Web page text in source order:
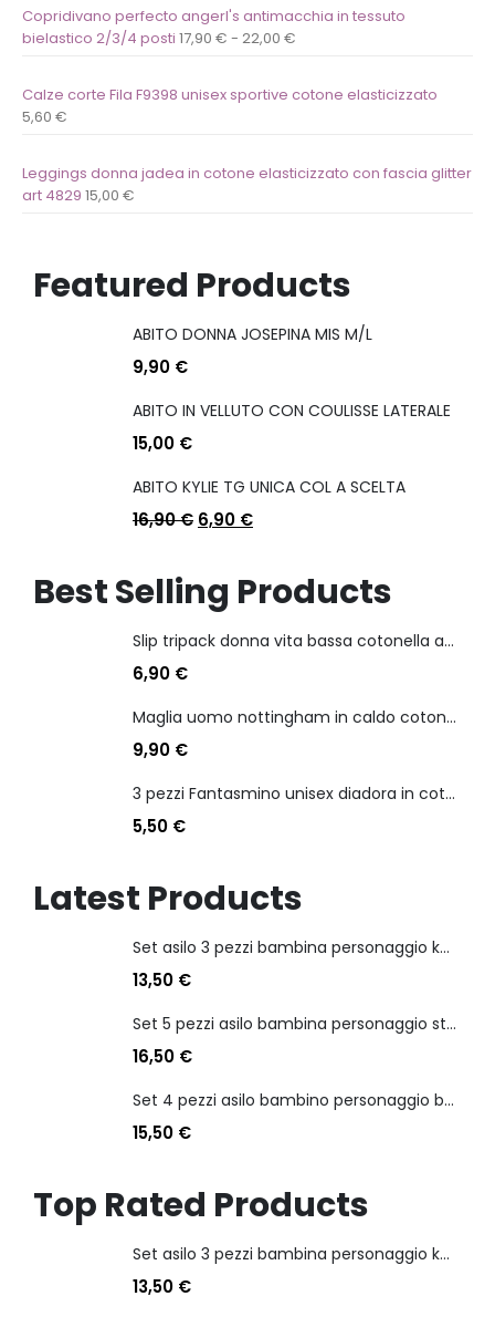
Copridivano perfecto angerl's antimacchia in tessuto
bielastico 2/3/4 posti 17,90 € - 22,00 €
Calze corte Fila F9398 unisex sportive cotone elasticizzato
5,60 €
Leggings donna jadea in cotone elasticizzato con fascia glitter
art 4829 15,00 €
Featured Products
ABITO DONNA JOSEPINA MIS M/L
9,90 €
ABITO IN VELLUTO CON COULISSE LATERALE
15,00 €
ABITO KYLIE TG UNICA COL A SCELTA
16,90€ 6,90 €
Best Selling Products
Slip tripack donna vita bassa cotonella art 3165 in cotone elasticizzato
6,90 €
Maglia uomo nottingham in caldo cotone scollo a v manica lunga
9,90 €
3 pezzi Fantasmino unisex diadora in cotone mercerizzato tg dalla 35 alla 46
5,50 €
Latest Products
Set asilo 3 pezzi bambina personaggio kuromi
13,50 €
Set 5 pezzi asilo bambina personaggio stitch angel
16,50 €
Set 4 pezzi asilo bambino personaggio batman
15,50 €
Top Rated Products
Set asilo 3 pezzi bambina personaggio kuromi
13,50 €